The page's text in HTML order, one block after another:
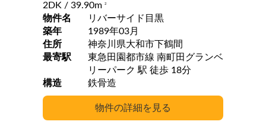
2DK / 39.90m 2
物件名
リバーサイド目黒
築年
1989年03月
住所
神奈川県大和市下鶴間
最寄駅
東急田園都市線 南町田グランベ
リーパーク 駅 徒歩 18分
構造
鉄骨造